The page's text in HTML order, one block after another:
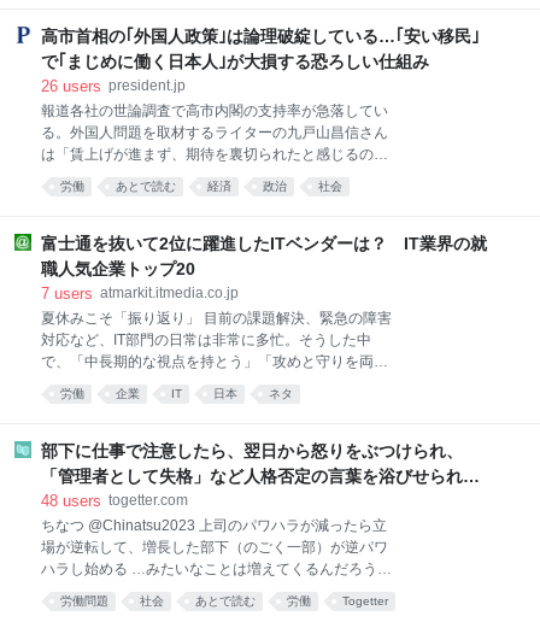
政幸弁護士）を
成 この契約内容でした 2026-07-28 11:43:02 就活なに
もしてない @QvAmi10446 明日からITの仕事が始まり
ます めちゃくちゃ緊張するけど怒られないように頑張
ションに住めないし、底辺で辛い人生をずっと歩むの
は本当に嫌です お金持ちにどうしてもなりたいんです
人生ガチで変えるために20時から明日の作戦会議＆FX
配信します 2026-08-05 16:13:58
高市首相の｢外国人政策｣は論理破綻している…｢安い移民｣
で｢まじめに働く日本人｣が大損する恐ろしい仕組み
26 users president.jp
報道各社の世論調査で高市内閣の支持率が急落してい
る。外国人問題を取材するライターの九戸山昌信さん
は「賃上げが進まず、期待を裏切られたと感じるので
はないか。日本人の給料が上がらない理由の一つは、
高市首相が進める外国人労働者受け入れ政策だ」とい
本人の給与が上がらない 「外部不経済」という経済用
語をご存じだろうか。 企業の営利活動などに伴い発生
する弊害が、対価の支払いのないまま無関係な第三者
そうだったように、当事者意識が薄く、因果関係の証
明が困難なほど蔓延しやすい。今の日本で言えば、イ
ンバウンド観光と外国人労働者受け入れ、つまり日本
社会と外国の「内外差」（文化や賃金水準の差）を利
観光では最前線の京都市の
労働 あとで読む 経済 政治 社会
富士通を抜いて2位に躍進したITベンダーは？ IT業界の就
職人気企業トップ20
7 users atmarkit.itmedia.co.jp
夏休みこそ「振り返り」 目前の課題解決、緊急の障害
対応など、IT部門の日常は非常に多忙。そうした中
で、「中長期的な視点を持とう」「攻めと守りを両立
せよ」「ビジネスに貢献せよ」などと言われても、な
かなか難しいものです。それならば、せめて夏休みの
ょうか。ここでは、この夏にもう一度読みたい「ヒッ
トニュース」をピックアップ。働いている人もそうで
ない人も、冷たい飲み物片手に追えていなかった情報
月26日 文中の記述は掲載当時のママ 就職活動口コミ
サイト「みん就」を運営する、みん就社は2026年5月
27日、2027年卒業予定（以下、2027年卒）の学生を
対象とした「2027年卒 みんなのIT業界新卒就職人気企
労働 企業 IT 日本 ネタ
部下に仕事で注意したら、翌日から怒りをぶつけられ、
「管理者として失格」など人格否定の言葉を浴びせられ、
最後は27年勤めていた会社を「逆パワハラ」が原因で退職
してしまった話
48 users togetter.com
ちなつ @Chinatsu2023 上司のパワハラが減ったら立
場が逆転して、増長した部下（のごく一部）が逆パワ
ハラし始める …みたいなことは増えてくるんだろうな
上司だって部下と同じ人間だってことを忘れちゃいけ
ないよ そこそこ能力ある人は、自分が上司になったと
労働問題 社会 あとで読む 労働 Togetter